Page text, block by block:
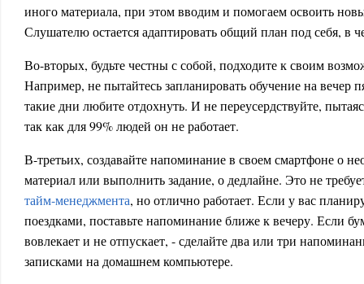
иного материала, при этом вводим и помогаем освоить
Слушателю остается адаптировать общий план под себя,
Во-вторых, будьте честны с собой, подходите к своим
Например, не пытайтесь запланировать обучение на вечер
такие дни любите отдохнуть. И не переусердствуйте,
так как для 99% людей он не работает.
В-третьих, создавайте напоминание в своем смартфоне о
материал или выполнить задание, о дедлайне. Это не
тайм-менеджмента, но отлично работает. Если у вас
поездками, поставьте напоминание ближе к вечеру. Если
вовлекает и не отпускает, - сделайте два или три
записками на домашнем компьютере.